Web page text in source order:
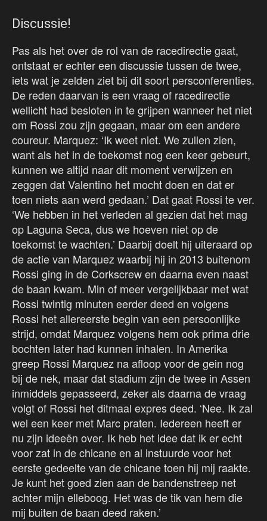
Discussie!
Pas als het over de rol van de racedirectie gaat,
ontstaat er echter een discussie tussen de twee,
iets wat je zelden ziet bij dit soort persconferenties.
De reden daarvan is een vraag of racedirectie
wellicht had besloten in te grijpen wanneer het niet
om Rossi zou zijn gegaan, maar om een andere
coureur. Marquez: ‘Ik weet niet. We zullen zien,
want als het in de toekomst nog een keer gebeurt,
kunnen we altijd naar dit moment verwijzen en
zeggen dat Valentino het mocht doen en dat er
toen niets aan werd gedaan.’ Dat gaat Rossi te ver.
‘We hebben in het verleden al gezien dat het mag
op Laguna Seca, dus we hoeven niet op de
toekomst te wachten.’ Daarbij doelt hij uiteraard op
de actie van Marquez waarbij hij in 2013 buitenom
Rossi ging in de Corkscrew en daarna even naast
de baan kwam. Min of meer vergelijkbaar met wat
Rossi twintig minuten eerder deed en volgens
Rossi het allereerste begin van een persoonlijke
strijd, omdat Marquez volgens hem ook prima drie
bochten later had kunnen inhalen. In Amerika
greep Rossi Marquez na afloop voor de gein nog
bij de nek, maar dat stadium zijn de twee in Assen
inmiddels gepasseerd, zeker als daarna de vraag
volgt of Rossi het ditmaal expres deed. ‘Nee. Ik zal
wel een keer met Marc praten. Iedereen heeft er
nu zijn ideeën over. Ik heb het idee dat ik er echt
voor zat in de chicane en al instuurde voor het
eerste gedeelte van de chicane toen hij mij raakte.
Je kunt het goed zien aan de bandenstreep net
achter mijn elleboog. Het was de tik van hem die
mij buiten de baan deed raken.’